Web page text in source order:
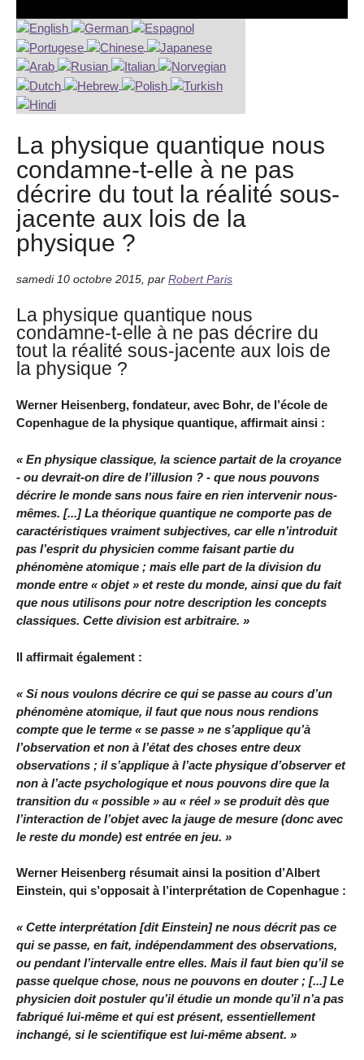
La physique quantique nous
condamne-t-elle à ne pas
décrire du tout la réalité sous-
jacente aux lois de la
physique ?
samedi 10 octobre 2015 par Robert Paris
La physique quantique nous
condamne-t-elle à ne pas décrire du
tout la réalité sous-jacente aux lois de
la physique ?
Werner Heisenberg, fondateur, avec Bohr, de l’école de
Copenhague de la physique quantique, affirmait ainsi :
« En physique classique, la science partait de la croyance
- ou devrait-on dire de l’illusion ? - que nous pouvons
décrire le monde sans nous faire en rien intervenir nous-
mêmes. [...] La théorique quantique ne comporte pas de
caractéristiques vraiment subjectives, car elle n’introduit
pas l’esprit du physicien comme faisant partie du
phénomène atomique ; mais elle part de la division du
monde entre « objet » et reste du monde, ainsi que du fait
que nous utilisons pour notre description les concepts
classiques. Cette division est arbitraire. »
Il affirmait également :
« Si nous voulons décrire ce qui se passe au cours d’un
phénomène atomique, il faut que nous nous rendions
compte que le terme « se passe » ne s’applique qu’à
l’observation et non à l’état des choses entre deux
observations ; il s’applique à l’acte physique d’observer et
non à l’acte psychologique et nous pouvons dire que la
transition du « possible » au « réel » se produit dès que
l’interaction de l’objet avec la jauge de mesure (donc avec
le reste du monde) est entrée en jeu. »
Werner Heisenberg résumait ainsi la position d’Albert
Einstein, qui s’opposait à l’interprétation de Copenhague :
« Cette interprétation [dit Einstein] ne nous décrit pas ce
qui se passe, en fait, indépendamment des observations,
ou pendant l’intervalle entre elles. Mais il faut bien qu’il se
passe quelque chose, nous ne pouvons en douter ; [...] Le
physicien doit postuler qu’il étudie un monde qu’il n’a pas
fabriqué lui-même et qui est présent, essentiellement
inchangé, si le scientifique est lui-même absent. »